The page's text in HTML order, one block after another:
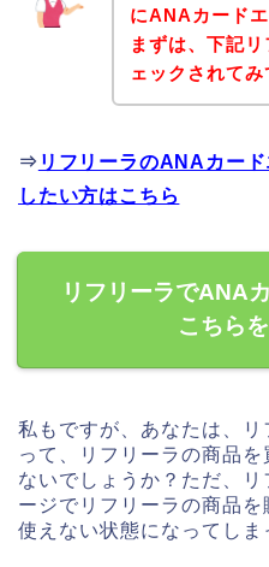
にANAカード
まずは、下記
ェックされて
⇒ リフリーラのANAカー
したい方はこちら
リフリーラでANA
こちら
私もですが、あなたは、
って、リフリーラの商品
ないでしょうか？ただ、
ージでリフリーラの商品
使えない状態になってしま